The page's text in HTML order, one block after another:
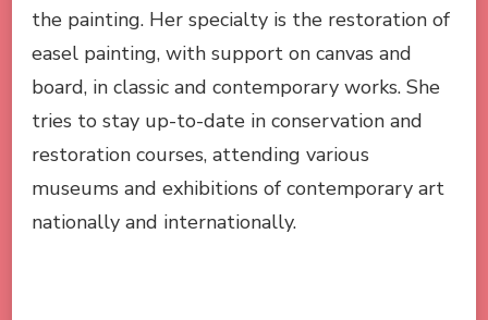
the painting. Her specialty is the restoration of
easel painting, with support on canvas and
board, in classic and contemporary works. She
tries to stay up-to-date in conservation and
restoration courses, attending various
museums and exhibitions of contemporary art
nationally and internationally.